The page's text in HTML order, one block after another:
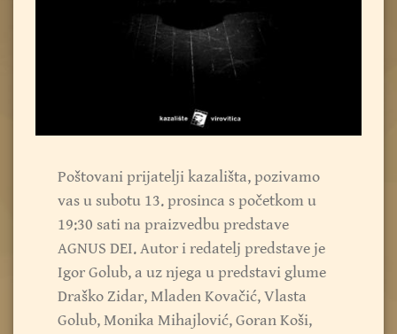
Poštovani prijatelji kazališta, pozivamo
vas u subotu 13. prosinca s početkom u
19:30 sati na praizvedbu predstave
AGNUS DEI. Autor i redatelj predstave je
Igor Golub, a uz njega u predstavi glume
Draško Zidar, Mladen Kovačić, Vlasta
Golub, Monika Mihajlović, Goran Koši,